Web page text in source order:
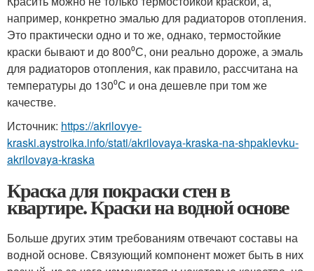
например, конкретно эмалью для радиаторов отопления.
Это практически одно и то же, однако, термостойкие
краски бывают и до 800⁰С, они реально дороже, а эмаль
для радиаторов отопления, как правило, рассчитана на
температуры до 130⁰С и она дешевле при том же
качестве.
Источник: https://akrilovye-
kraski.aystroika.info/stati/akrilovaya-kraska-na-shpaklevku-
akrilovaya-kraska
Краска для покраски стен в
квартире. Краски на водной основе
Больше других этим требованиям отвечают составы на
водной основе. Связующий компонент может быть в них